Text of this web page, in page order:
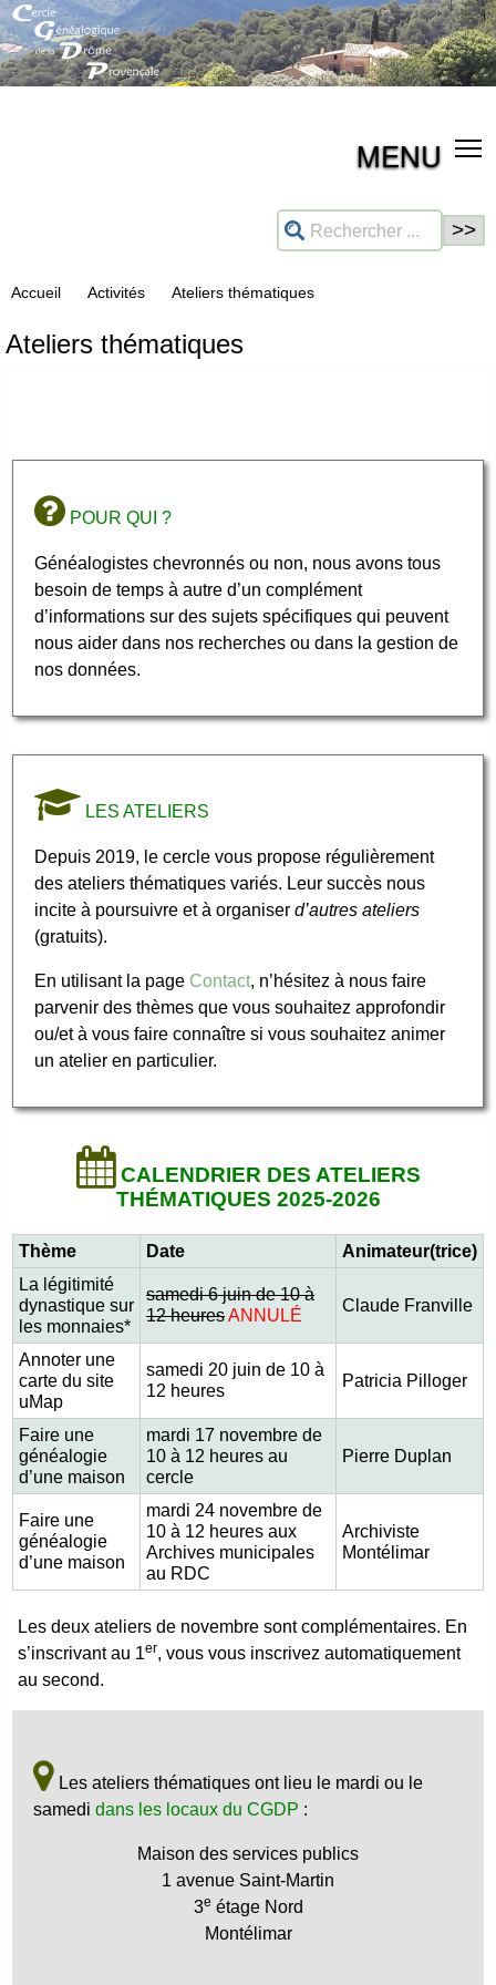
MENU
Accueil Activités Ateliers thématiques
Ateliers thématiques
POUR QUI ?
Généalogistes chevronnés ou non, nous avons tous
besoin de temps à autre d’un complément
d’informations sur des sujets spécifiques qui peuvent
nous aider dans nos recherches ou dans la gestion de
nos données.
LES ATELIERS
Depuis 2019, le cercle vous propose régulièrement
des ateliers thématiques variés. Leur succès nous
incite à poursuivre et à organiser d’autres ateliers
(gratuits).
En utilisant la page Contact, n’hésitez à nous faire
parvenir des thèmes que vous souhaitez approfondir
ou/et à vous faire connaître si vous souhaitez animer
un atelier en particulier.
CALENDRIER DES ATELIERS
THÉMATIQUES 2025-2026
Thème Date
Animateur(trice)
La légitimité
dynastique sur
les monnaies*
samedi 6 juin de 10 à
12 heuresANNULÉ Claude Franville
Annoter une
carte du site
uMap
samedi 20 juin de 10 à
12 heures
Patricia Pilloger
Faire une
généalogie
d’une maison
mardi 17 novembre de
10 à 12 heures au
cercle
Pierre Duplan
Faire une
généalogie
d’une maison
mardi 24 novembre de
10 à 12 heures aux
Archives municipales
au RDC
Archiviste
Montélimar
Les deux ateliers de novembre sont complémentaires. En
s’inscrivant au 1er, vous vous inscrivez automatiquement
au second.
Les ateliers thématiques ont lieu le mardi ou le
samedi dans les locaux du CGDP :
Maison des services publics
1 avenue Saint-Martin
3e étage Nord
Montélimar